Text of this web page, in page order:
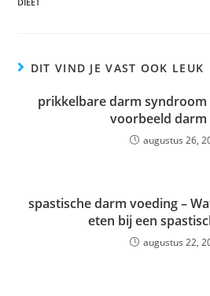
DIT VIND JE VAST OOK LEUK
prikkelbare darm syndroom
voorbeeld darm
augustus 26,
spastische darm voeding –
eten bij een
augustus 22,